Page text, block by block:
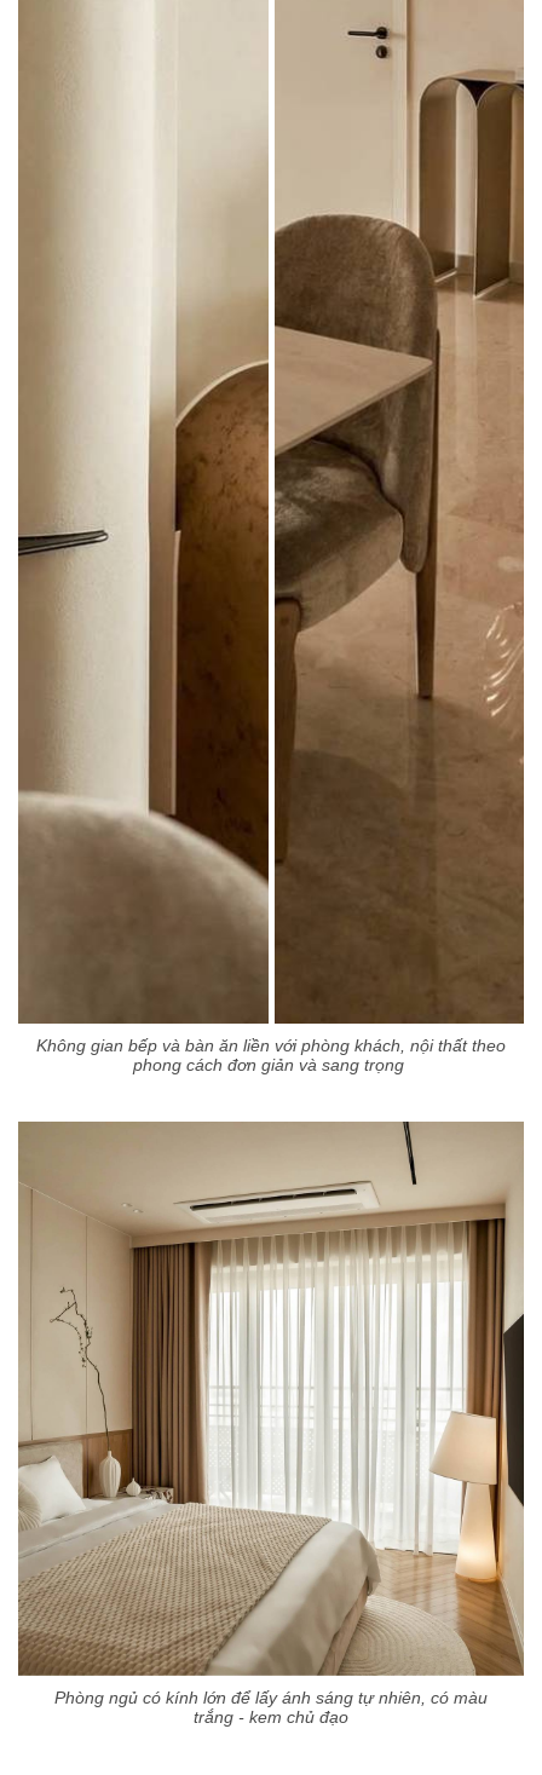
Không gian bếp và bàn ăn liền với phòng khách, nội thất theo
phong cách đơn giản và sang trọng
Phòng ngủ có kính lớn để lấy ánh sáng tự nhiên, có màu
trắng - kem chủ đạo